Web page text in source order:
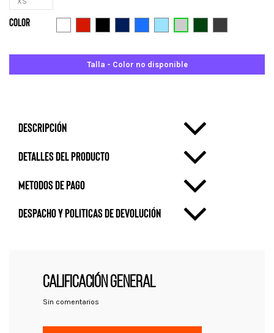
Color
Talla - Color no disponible
Descripción
Detalles del producto
metodos de pago
Despacho y politicas de devolución
CALIFICACIÓN GENERAL
Sin comentarios